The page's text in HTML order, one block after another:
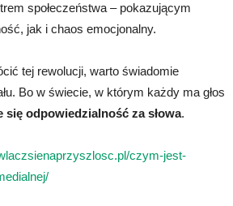
społeczeństwa – pokazującym
jak i chaos emocjonalny.
tej rewolucji, warto świadomie
Bo w świecie, w którym każdy ma głos
się odpowiedzialność za słowa.
czym-jest-